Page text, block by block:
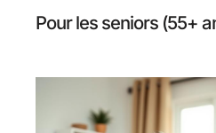
Pour les seniors (55+